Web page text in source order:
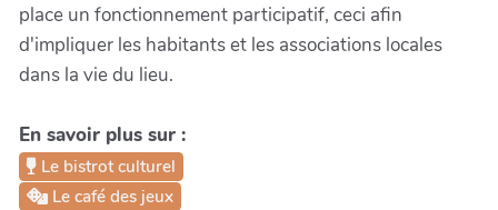
place un fonctionnement participatif, ceci afin
d'impliquer les habitants et les associations locales
dans la vie du lieu.
En savoir plus sur :
Le bistrot culturel
Le café des jeux